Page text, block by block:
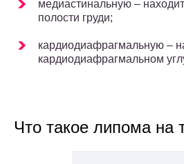
медиастинальную –
полости груди;
кардиодиафрагмальную –
кардиодиафрагмальном
Что такое липома на